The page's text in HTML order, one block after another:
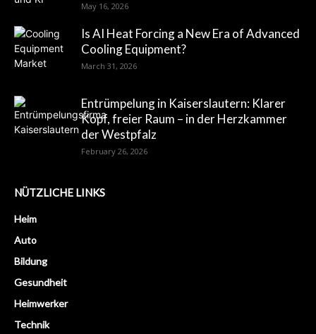
May 16, 2026
Is AI Heat Forcing a New Era of Advanced
Cooling Equipment?
March 31, 2026
Entrümpelung in Kaiserslautern: Klarer
Kopf, freier Raum – in der Herzkammer
der Westpfalz
February 26, 2026
NÜTZLICHE LINKS
Heim
Auto
Bildung
Gesundheit
Heimwerker
Technik